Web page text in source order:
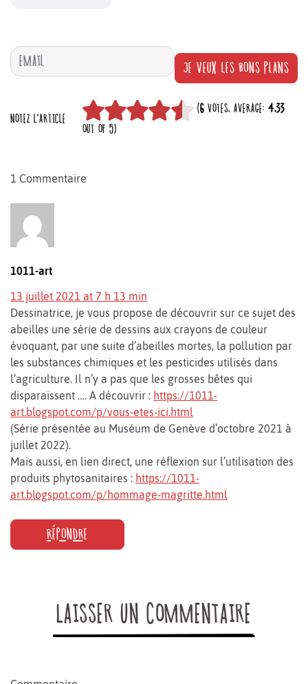
JE VEUX LES BONS PLANS
NOTEZ L'ARTICLE
(6VOTES, AVERAGE: 4,33
OUT OF 5)
1 Commentaire
1011-art
13 juillet 2021 at 7 h 13 min
Dessinatrice, je vous propose de découvrir sur ce sujet des
abeilles une série de dessins aux crayons de couleur
évoquant, par une suite d’abeilles mortes, la pollution par
les substances chimiques et les pesticides utilisés dans
l’agriculture. Il n’y a pas que les grosses bêtes qui
disparaissent …. A découvrir : https://1011-
art.blogspot.com/p/vous-etes-ici.html
(Série présentée au Muséum de Genève d’octobre 2021 à
juillet 2022).
Mais aussi, en lien direct, une réflexion sur l’utilisation des
produits phytosanitaires : https://1011-
art.blogspot.com/p/hommage-magritte.html
RÉPONDRE
LAISSER UN COMMENTAIRE